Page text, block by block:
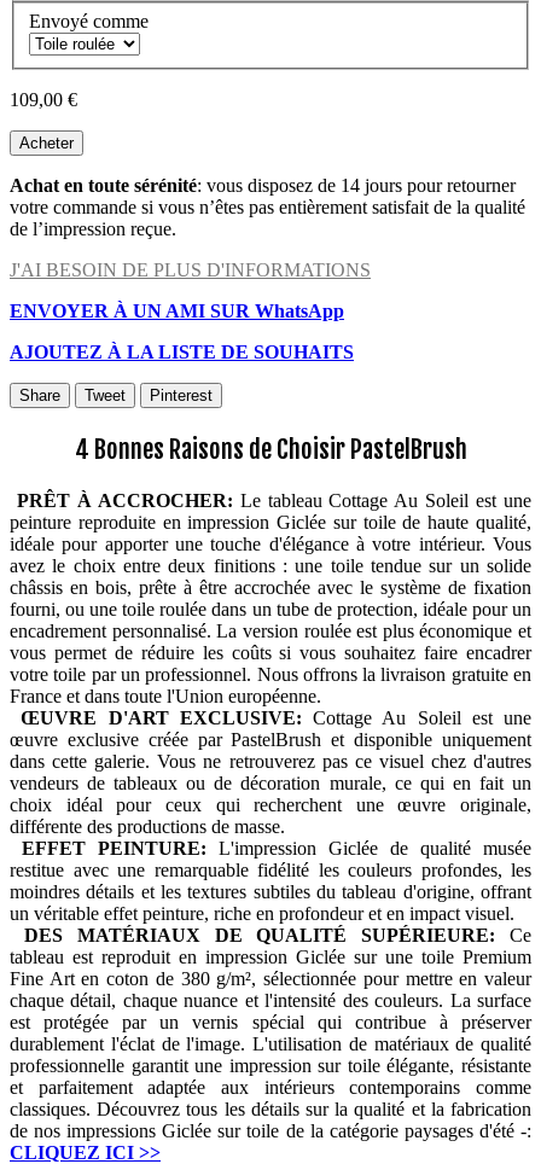
Envoyé comme
109,00 €
Acheter
Achat en toute sérénité: vous disposez de 14 jours pour retourner
votre commande si vous n’êtes pas entièrement satisfait de la qualité
de l’impression reçue.
J'AI BESOIN DE PLUS D'INFORMATIONS
ENVOYER À UN AMI SUR WhatsApp
AJOUTEZ À LA LISTE DE SOUHAITS
Share Tweet Pinterest
4 Bonnes Raisons de Choisir PastelBrush
PRÊT À ACCROCHER: Le tableau Cottage Au Soleil est une
peinture reproduite en impression Giclée sur toile de haute qualité,
idéale pour apporter une touche d'élégance à votre intérieur. Vous
avez le choix entre deux finitions : une toile tendue sur un solide
châssis en bois, prête à être accrochée avec le système de fixation
fourni, ou une toile roulée dans un tube de protection, idéale pour un
encadrement personnalisé. La version roulée est plus économique et
vous permet de réduire les coûts si vous souhaitez faire encadrer
votre toile par un professionnel. Nous offrons la livraison gratuite en
France et dans toute l'Union européenne.
ŒUVRE D'ART EXCLUSIVE: Cottage Au Soleil est une
œuvre exclusive créée par PastelBrush et disponible uniquement
dans cette galerie. Vous ne retrouverez pas ce visuel chez d'autres
vendeurs de tableaux ou de décoration murale, ce qui en fait un
choix idéal pour ceux qui recherchent une œuvre originale,
différente des productions de masse.
EFFET PEINTURE: L'impression Giclée de qualité musée
restitue avec une remarquable fidélité les couleurs profondes, les
moindres détails et les textures subtiles du tableau d'origine, offrant
un véritable effet peinture, riche en profondeur et en impact visuel.
DES MATÉRIAUX DE QUALITÉ SUPÉRIEURE: Ce
tableau est reproduit en impression Giclée sur une toile Premium
Fine Art en coton de 380 g/m², sélectionnée pour mettre en valeur
chaque détail, chaque nuance et l'intensité des couleurs. La surface
est protégée par un vernis spécial qui contribue à préserver
durablement l'éclat de l'image. L'utilisation de matériaux de qualité
professionnelle garantit une impression sur toile élégante, résistante
et parfaitement adaptée aux intérieurs contemporains comme
classiques. Découvrez tous les détails sur la qualité et la fabrication
de nos impressions Giclée sur toile de la catégorie paysages d'été -:
CLIQUEZ ICI >>